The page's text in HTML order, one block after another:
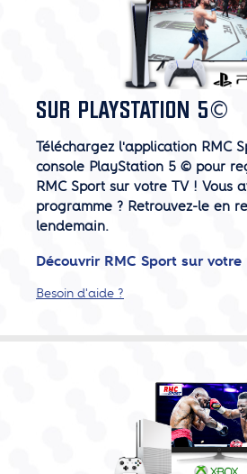
SUR PLAYSTATION 5©
Téléchargez l'application RMC
console PlayStation 5 © pour
RMC Sport sur votre TV ! Vous
programme ? Retrouvez-le en
lendemain.
Découvrir RMC Sport sur
Besoin d'aide ?